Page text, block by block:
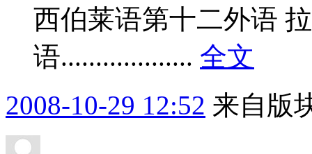
西伯莱语第十二外语
语................... 全文
2008-10-29 12:52 来自版